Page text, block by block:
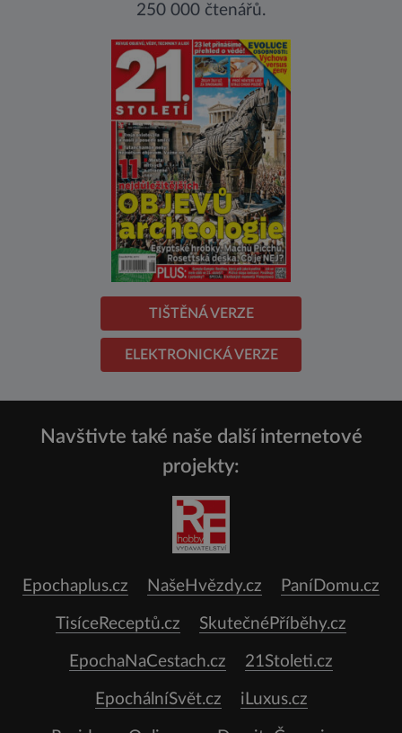
250 000 čtenářů.
TIŠTĚNÁ VERZE
ELEKTRONICKÁ VERZE
Navštivte také naše další internetové
projekty:
Epochaplus.cz NašeHvězdy.cz PaníDomu.cz
TisíceReceptů.cz SkutečnéPříběhy.cz
EpochaNaCestach.cz 21Stoleti.cz
EpochálníSvět.cz iLuxus.cz